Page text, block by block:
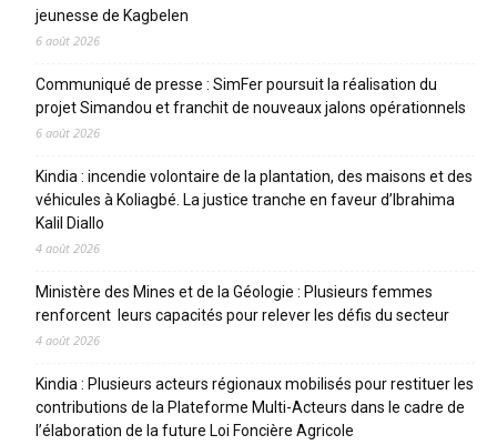
jeunesse de Kagbelen
6 août 2026
Communiqué de presse : SimFer poursuit la réalisation du
projet Simandou et franchit de nouveaux jalons opérationnels
6 août 2026
Kindia : incendie volontaire de la plantation, des maisons et des
véhicules à Koliagbé. La justice tranche en faveur d’Ibrahima
Kalil Diallo
4 août 2026
Ministère des Mines et de la Géologie : Plusieurs femmes
renforcent leurs capacités pour relever les défis du secteur
4 août 2026
Kindia : Plusieurs acteurs régionaux mobilisés pour restituer les
contributions de la Plateforme Multi-Acteurs dans le cadre de
l’élaboration de la future Loi Foncière Agricole